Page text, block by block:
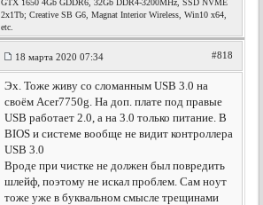
GTX 1650 4Gb GDDR6, 32Gb DDR4-3200MHz, SSD NVME
2x1Tb; Creative SB G6, Magnat Interior Wireless, Win10 x64,
etc.
18 марта 2020 07:34 #818
Эх. Тоже живу со сломанным USB 3.0 на
своём Acer7750g. На доп. плате под правые
USB работает 2.0, а на 3.0 только питание. В
BIOS и системе вообще не видит контроллера
USB 3.0
Вроде при чистке не должен был повредить
шлейф, поэтому не искал проблем. Сам ноут
тоже уже в буквальном смысле трещинами